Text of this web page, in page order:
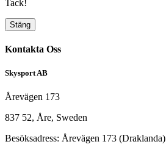
Tack!
Stäng
Kontakta Oss
Skysport AB
Årevägen 173
837 52, Åre, Sweden
Besöksadress: Årevägen 173 (Draklanda)